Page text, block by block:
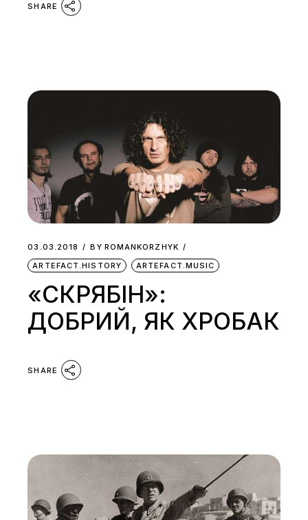
SHARE
03.03.2018 BY ROMANKORZHYK
ARTEFACT.HISTORY
ARTEFACT.MUSIC
«СКРЯБІН»:
ДОБРИЙ, ЯК ХРОБАК
SHARE